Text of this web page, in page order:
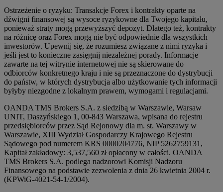
Ostrzeżenie o ryzyku: Transakcje Forex i kontrakty oparte na
dźwigni finansowej są wysoce ryzykowne dla Twojego kapitału,
ponieważ straty mogą przewyższyć depozyt. Dlatego też, kontrakty
na różnicę oraz Forex mogą nie być odpowiednie dla wszystkich
inwestorów. Upewnij się, że rozumiesz związane z nimi ryzyka i
jeśli jest to konieczne zasięgnij niezależnej porady. Informacje
zawarte na tej witrynie internetowej nie są skierowane do
odbiorców konkretnego kraju i nie są przeznaczone do dystrybucji
do państw, w których dystrybucja albo użytkowanie tych informacji
byłyby niezgodne z lokalnym prawem, wymogami i regulacjami.
OANDA TMS Brokers S.A. z siedzibą w Warszawie, Warsaw
UNIT, Daszyńskiego 1, 00-843 Warszawa, wpisana do rejestru
przedsiębiorców przez Sąd Rejonowy dla m. st. Warszawy w
Warszawie, XIII Wydział Gospodarczy Krajowego Rejestru
Sądowego pod numerem KRS 0000204776, NIP 5262759131,
Kapitał zakładowy: 3,537,560 zł opłacony w całości. OANDA
TMS Brokers S.A. podlega nadzorowi Komisji Nadzoru
Finansowego na podstawie zezwolenia z dnia 26 kwietnia 2004 r.
(KPWiG-4021-54-1/2004).